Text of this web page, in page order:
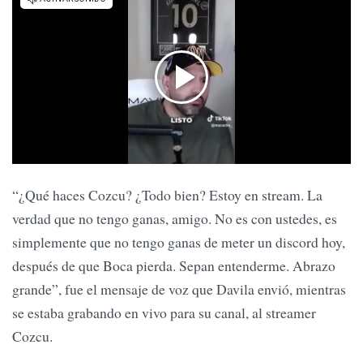
“¿Qué haces Cozcu? ¿Todo bien? Estoy en stream. La
verdad que no tengo ganas, amigo. No es con ustedes, es
simplemente que no tengo ganas de meter un discord hoy,
después de que Boca pierda. Sepan entenderme. Abrazo
grande”, fue el mensaje de voz que Davila envió, mientras
se estaba grabando en vivo para su canal, al streamer
Cozcu.